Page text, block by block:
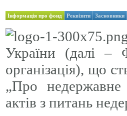
Інформація про фонд Реквізити Засновники
України (далі –
організація), що
„Про недержавне
актів з питань